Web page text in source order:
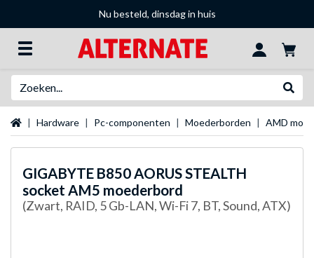
Nu besteld, dinsdag in huis
Startpagina
Hardware Pc-componenten Moederborden AMD
GIGABYTE B850 AORUS STEALTH
socket AM5 moederbord
(Zwart, RAID, 5 Gb-LAN, Wi-Fi 7, BT, Sound, ATX)